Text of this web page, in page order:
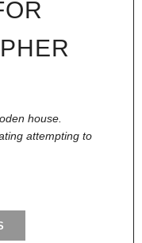
house.
attempting to